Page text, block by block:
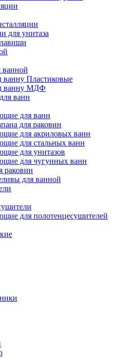
для унитаза
ванной
Пластиковые
ванну МДФ
ванн
для ванн
для раковин
для акриловых ванн
для стальных ванн
для унитазов
для чугунных ванн
раковин
для ванной
для полотенцесушителей